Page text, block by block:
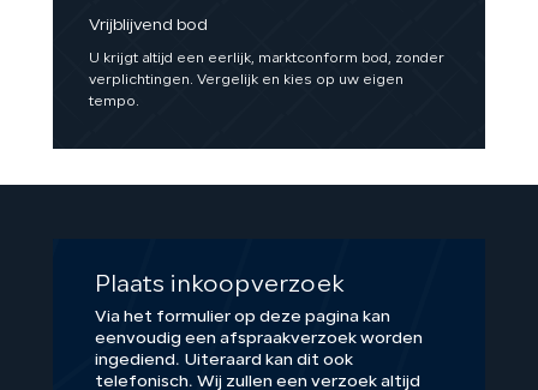
Vrijblijvend bod
U krijgt altijd een eerlijk, marktconform bod, zonder
verplichtingen. Vergelijk en kies op uw eigen
tempo.
Plaats inkoopverzoek
Via het formulier op deze pagina kan
eenvoudig een afspraakverzoek worden
ingediend. Uiteraard kan dit ook
telefonisch. Wij zullen een verzoek altijd